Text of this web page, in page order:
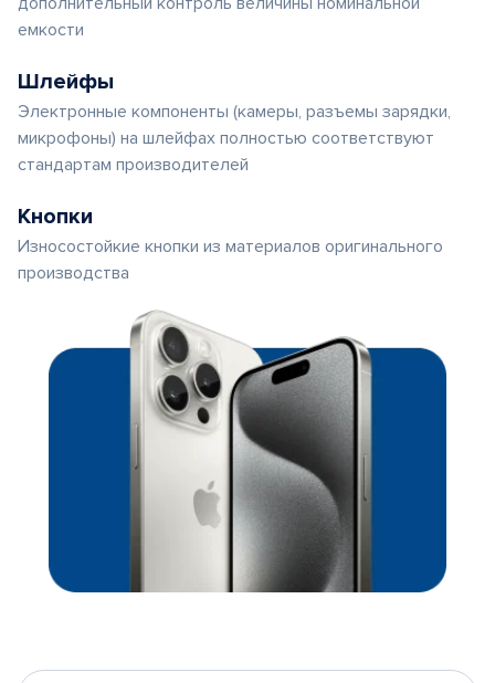
емкости
Шлейфы
Электронные компоненты (камеры, разъемы зарядки,
микрофоны) на шлейфах полностью соответствуют
стандартам производителей
Кнопки
Износостойкие кнопки из материалов оригинального
производства